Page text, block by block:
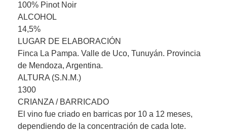
100% Pinot Noir
ALCOHOL
14,5%
LUGAR DE ELABORACIÓN
Finca La Pampa. Valle de Uco, Tunuyán. Provincia
de Mendoza, Argentina.
ALTURA (S.N.M.)
1300
CRIANZA / BARRICADO
El vino fue criado en barricas por 10 a 12 meses,
dependiendo de la concentración de cada lote.